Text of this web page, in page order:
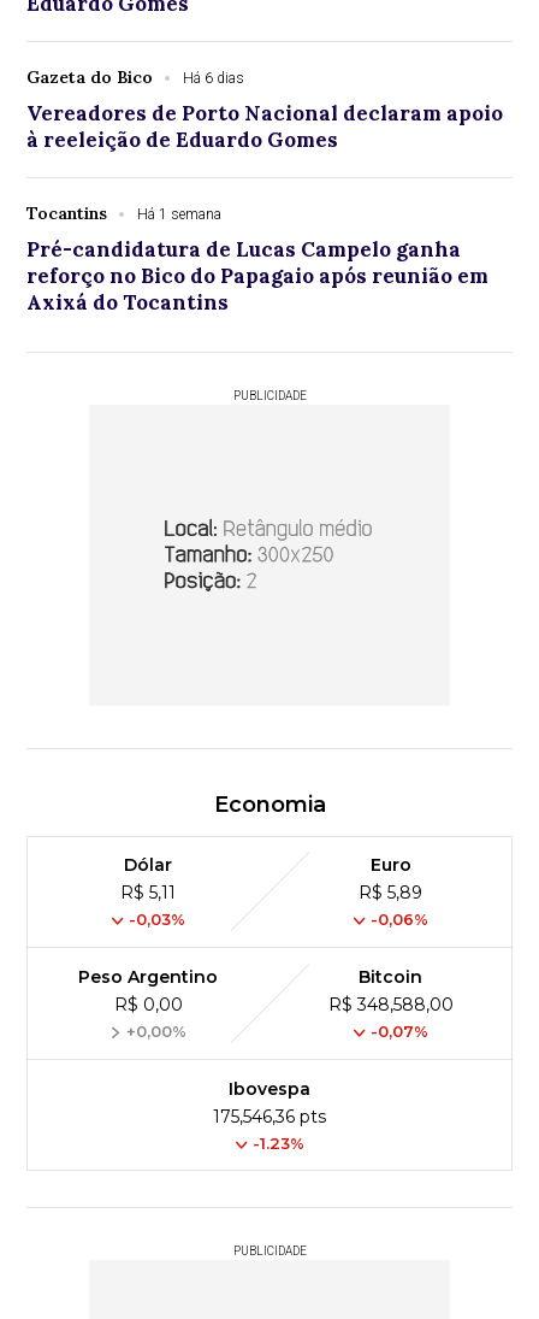
Gazeta do Bico Há 6 dias
Vereadores de Porto Nacional declaram apoio
à reeleição de Eduardo Gomes
Tocantins Há 1 semana
Pré-candidatura de Lucas Campelo ganha
reforço no Bico do Papagaio após reunião em
Axixá do Tocantins
PUBLICIDADE
Economia
Dólar
R$ 5,11
-0,03%
Euro
R$ 5,89
-0,06%
Peso Argentino
R$ 0,00
+0,00%
Bitcoin
R$ 348,588,00
-0,07%
Ibovespa
175,546,36 pts
-1.23%
PUBLICIDADE